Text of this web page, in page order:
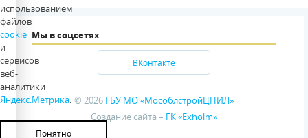
Мы в соцсетях
ВКонтакте
© 2026 ГБУ МО «МособлстройЦНИЛ»
Создание сайта – ГК «Exholm»
использованием
файлов
cookie
и
сервисов
веб-
аналитики
Яндекс.Метрика.
Понятно